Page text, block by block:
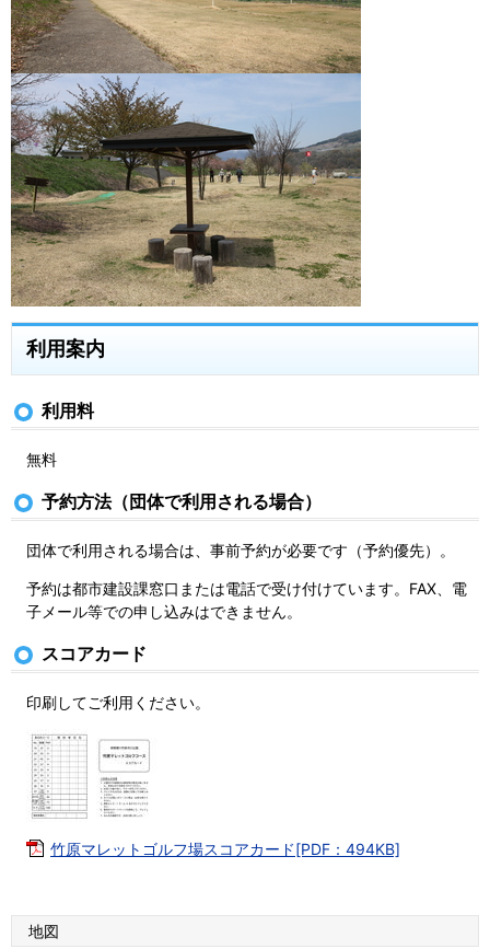
利用案内
利用料
無料
予約方法（団体で利用される場合）
団体で利用される場合は、事前予約が必要です（予約優先）。
予約は都市建設課窓口または電話で受け付けています。FAX、電
子メール等での申し込みはできません。
スコアカード
印刷してご利用ください。
竹原マレットゴルフ場スコアカード[PDF：494KB]
地図